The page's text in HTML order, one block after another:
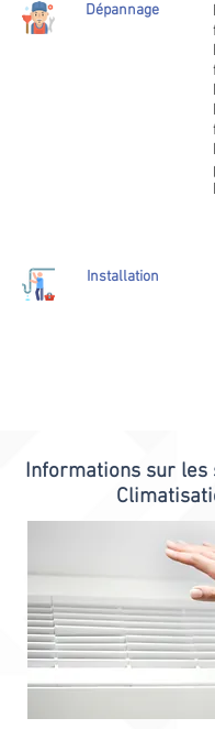
Informations sur les
Dépannage
Installation